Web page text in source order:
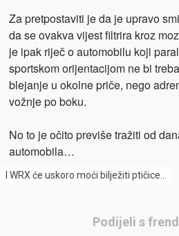
Za pretpostaviti je da je upravo
da se ovakva vijest filtrira kroz
je ipak riječ o automobilu koji
sportskom orijentacijom ne bi
blejanje u okolne priče, nego
vožnje po boku.
No to je očito previše tražiti od
automobila…
I WRX će uskoro moći bilježiti ptičice…
Podijeli s